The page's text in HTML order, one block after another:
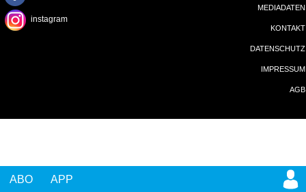
ABO APP
instagram
MEDIADATEN
KONTAKT
DATENSCHUTZ
IMPRESSUM
AGB